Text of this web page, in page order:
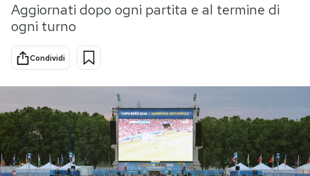
Tecnologia
Internet
Scienza
Cultura
Economia
Sport
Storie/Idee
Altrecose
Mondiali calcio 2026
PODCAST
Aggiornati dopo ogni partita e al termine di
ogni turno
Condividi